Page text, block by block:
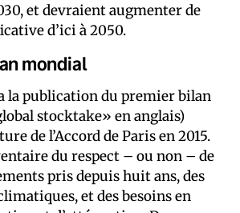
et devraient augmenter de
d’ici à 2050.
mondial
la publication du premier bilan
stocktake» en anglais)
de l’Accord de Paris en 2015.
du respect – ou non – de
pris depuis huit ans, des
et des besoins en